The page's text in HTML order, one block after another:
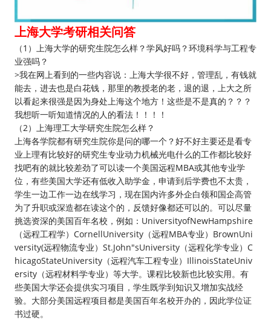
上海大学考研相关问答
（1）上海大学的研究生院怎么样？学风好吗？环境科学与工程专
业强吗？
>我在网上看到的一些内容说：上海大学很不好，管理乱，有钱就
能去，进去也是白花钱，那里的教授老的老，退的退，上大之所
以看起来很强是因为身处上海这个地方！这些是不是真的？？？
我想听一听知道情况的人的看法！！！！
（2）上海理工大学研究生院怎么样？
上海各学院都有研究生院你是问的哪一个？好不好主要还是看专
业上理有比较好的研究生专业动力机械光电什么的工作都比较好
找吧有的就比较差劲了可以读一个美国远程MBA或其他专业学
位，有些美国大学还有低收入助学金，申请到后学费也不太贵，
学生一边工作一边在线学习，现在国内许多外企白领和国企高管
为了升职或深造都在读这个的，反馈好像都还可以的。可以尽量
挑选资深的美国百年名校，例如：UniversityofNewHampshire
（远程工程学）CornellUniversity（远程MBA专业）BrownUni
versity(远程物流专业）St.John"sUniversity（远程化学专业）C
hicagoStateUniversity（远程汽车工程专业）IllinoisStateUniv
ersity（远程材料学专业）等大学。课程比较新也比较实用。有
些美国大学还会提供实习项目，学生既学到知识又增加实战经
验。大部分美国远程项目都是美国百年名校开办的，因此学位证
书过硬。